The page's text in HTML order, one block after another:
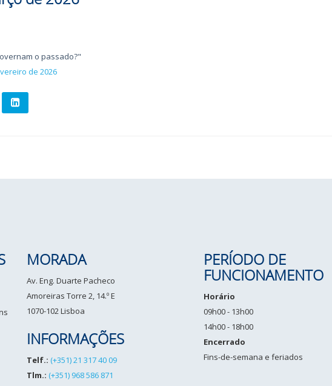
o passado?"
de 2026
MORADA
Av. Eng. Duarte Pacheco
Amoreiras Torre 2, 14.º E
1070-102 Lisboa
INFORMAÇÕES
Telf.: (+351) 21 317 40 09
Tlm.: (+351) 968 586 871
PERÍODO DE
FUNCIONAMENTO
Horário
09h00 - 13h00
14h00 - 18h00
Encerrado
Fins-de-semana e feriados